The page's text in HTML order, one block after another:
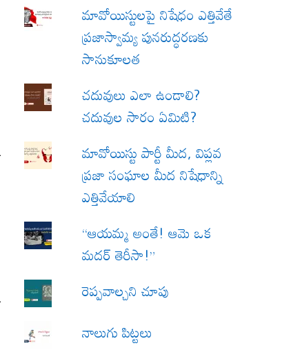
మావోయిస్టులపై నిషేధం ఎత్తివేతే
ప్రజాస్వామ్య పునరుద్ధరణకు
సానుకూలత
చదువులు ఎలా ఉండాలి?
చదువుల సారం ఏమిటి?
మావోయిస్టు పార్టీ మీద, విప్లవ
ప్రజా సంఘాల మీద నిషేధాన్ని
ఎత్తివేయాలి
“ఆయమ్మ అంతే! ఆమె ఒక
మదర్ తెరీసా!”
రెప్పవాల్చని చూపు
నాలుగు పిట్టలు